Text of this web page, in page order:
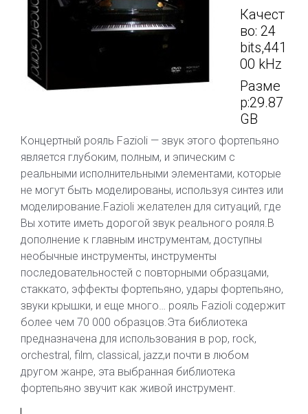
Качест
во: 24
bits,441
00 kHz
Разме
р:29.87
GB
Концертный рояль Fazioli — звук этого фортепьяно
является глубоким, полным, и эпическим с
реальными исполнительными элементами, которые
не могут быть моделированы, используя синтез или
моделирование.Fazioli желателен для ситуаций, где
Вы хотите иметь дорогой звук реального рояля.В
дополнение к главным инструментам, доступны
необычные инструменты, инструменты
последовательностей с повторными образцами,
стаккато, эффекты фортепьяно, удары фортепьяно,
звуки крышки, и еще много… рояль Fazioli содержит
более чем 70 000 образцов.Эта библиотека
предназначена для использования в pop, rock,
orchestral, film, classical, jazz,и почти в любом
другом жанре, эта выбранная библиотека
фортепьяно звучит как живой инструмент.